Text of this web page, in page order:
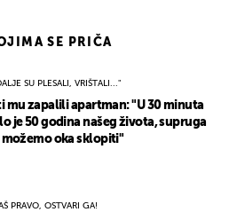
SE PRIČA
SU PLESALI, VRIŠTALI..."
mu zapalili apartman: "U 30 minuta
je 50 godina našeg života, supruga
možemo oka sklopiti"
PRAVO, OSTVARI GA!